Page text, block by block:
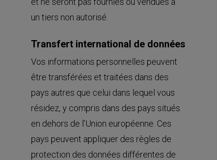
un tiers non autorisé.
Transfert international de données
Vos informations personnelles peuvent
être transférées et traitées dans des
pays autres que celui dans lequel vous
résidez, y compris dans des pays situés
en dehors de l’Union européenne. Ces
pays peuvent appliquer des règles de
protection des données différentes de